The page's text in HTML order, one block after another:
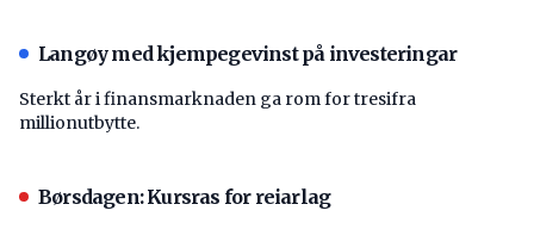
Langøy med kjempegevinst på investeringar
Sterkt år i finansmarknaden ga rom for tresifra
millionutbytte.
Børsdagen: Kursras for reiarlag